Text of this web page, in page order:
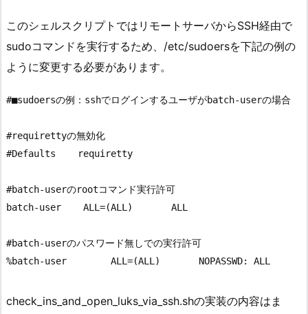
このシェルスクリプトではリモートサーバからSSH経由で
sudoコマンドを実行するため、/etc/sudoersを下記の例の
ように変更する必要があります。
#■sudoersの例：sshでログインするユーザがbatch-userの場合
#requirettyの無効化
#Defaults    requiretty
#batch-userのrootコマンド実行許可
batch-user    ALL=(ALL)       ALL
#batch-userのパスワード無しでの実行許可
check_ins_and_open_luks_via_ssh.shの実装の内容はま